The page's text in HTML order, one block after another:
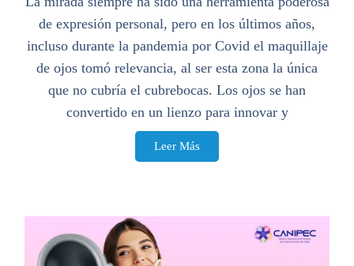
de expresión personal, pero en los últimos años,
incluso durante la pandemia por Covid el maquillaje
de ojos tomó relevancia, al ser esta zona la única
que no cubría el cubrebocas. Los ojos se han
convertido en un lienzo para innovar y
Leer Más